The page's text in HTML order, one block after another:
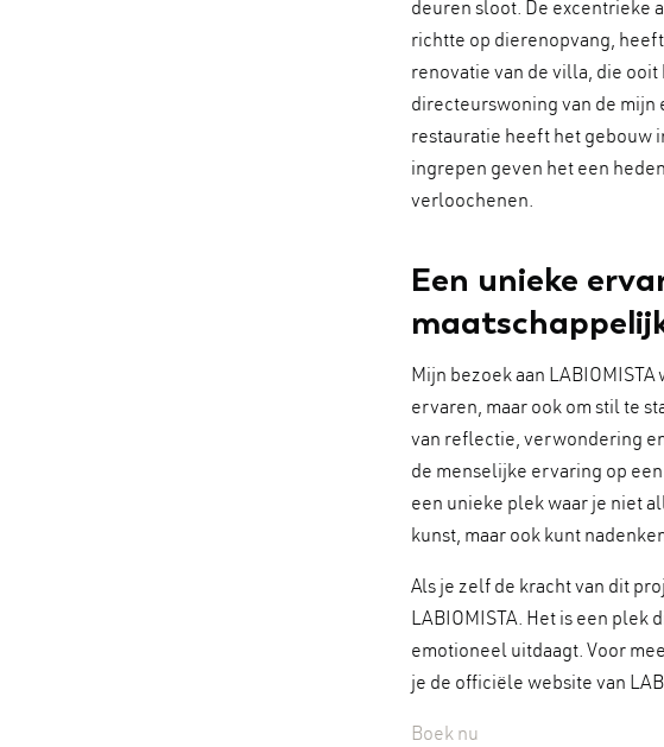
deuren sloot. De excentrieke
richtte op dierenopvang,
renovatie van de villa, die
directeurswoning van de mijn
restauratie heeft het gebouw
ingrepen geven het een
verloochenen.
Een unieke
Mijn bezoek aan
ervaren, maar ook om stil te
van reflectie, verwondering
de menselijke ervaring op
een unieke plek waar je niet
kunst, maar ook kunt
Als je zelf de kracht van dit
LABIOMISTA. Het is een
emotioneel uitdaagt. Voor
je de officiële website van
Boek nu